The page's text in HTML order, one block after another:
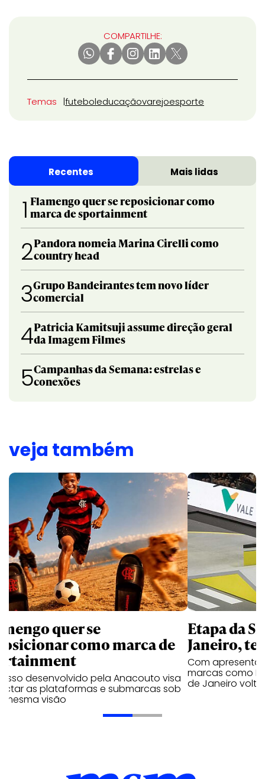
COMPARTILHE:
Temas futeboleducaçãovarejoesporte
Recentes Mais lidas
1 Flamengo quer se reposicionar como
marca de sportainment
2Pandora nomeia Marina Cirelli como
country head
3Grupo Bandeirantes tem novo líder
comercial
4Patricia Kamitsuji assume direção geral
da Imagem Filmes
5Campanhas da Semana: estrelas e
conexões
veja também
quer se
como marca de
desenvolvido pela Anacouto visa
as plataformas e submarcas sob
mesma visão
Etapa da
Janeiro,
Com
marcas como
de Janeiro